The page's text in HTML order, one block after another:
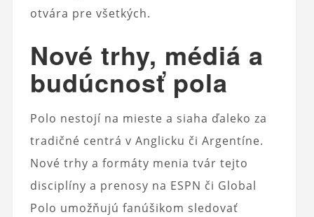
otvára pre všetkých.
Nové trhy, médiá a
budúcnosť pola
Polo nestojí na mieste a siaha ďaleko za
tradičné centrá v Anglicku či Argentíne.
Nové trhy a formáty menia tvár tejto
disciplíny a prenosy na ESPN či Global
Polo umožňujú fanúšikom sledovať